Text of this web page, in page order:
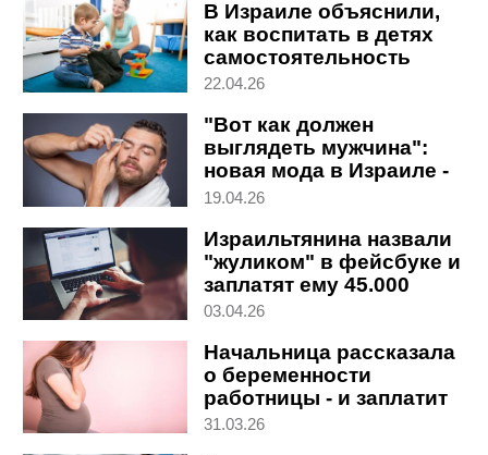
В Израиле объяснили,
как воспитать в детях
самостоятельность
22.04.26
"Вот как должен
выглядеть мужчина":
новая мода в Израиле -
луксмаксинг
19.04.26
Израильтянина назвали
"жуликом" в фейсбуке и
заплатят ему 45.000
шекелей
03.04.26
Начальница рассказала
о беременности
работницы - и заплатит
ей 15.000 шекелей
31.03.26